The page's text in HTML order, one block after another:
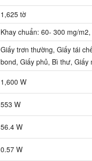
1,625 tờ
Khay chuẩn: 60- 300 mg/
Giấy trơn thường, Giấy tái
bond, Giấy phủ, Bì thư, Giấy
1,600 W
553 W
56.4 W
0.57 W